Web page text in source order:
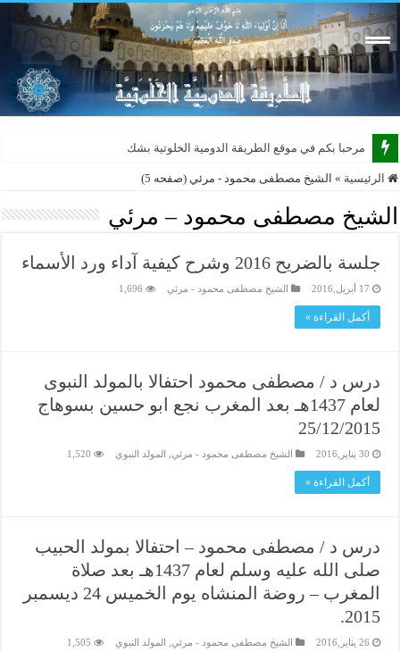
مرحبا بكم في موقع الطريقة الدومية الخلوتية بشكله الجديد
الرئيسية » الشيخ مصطفى محمود - مرئي (صفحه 5)
الشيخ مصطفى محمود – مرئي
جلسة بالضريح 2016 وشرح كيفية آداء ورد الأسماء
17 أبريل,2016 الشيخ مصطفى محمود - مرئي 1,696
أكمل القراءة »
درس د / مصطفى محمود احتفالا بالمولد النبوى
لعام 1437هـ بعد المغرب نجع ابو حسين بسوهاج
25/12/2015
30 يناير,2016 الشيخ مصطفى محمود - مرئي المولد النبوي 1,520
أكمل القراءة »
درس د / مصطفى محمود – احتفالا بمولد الحبيب
صلى الله عليه وسلم لعام 1437هـ بعد صلاة
المغرب – روضة المنشاه يوم الخميس 24 ديسمبر
2015.
26 يناير,2016 الشيخ مصطفى محمود - مرئي المولد النبوي 1,505